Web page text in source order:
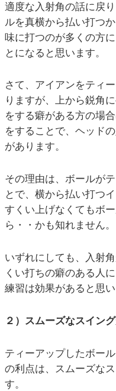
適度な入射角の話に戻
ルを真横から払い打つ
味に打つのが多くの方
とになると思います。
さて、アイアンをティ
りますが、上から鋭角
をする癖がある方の場
をすることで、ヘッド
があります。
その理由は、ボールが
とで、横から払い打つ
すくい上げなくてもボ
ら・・かも知れません。
いずれにしても、入射
くい打ちの癖のある人
練習は効果があると思い
２）スムーズなスイン
ティーアップしたボー
の利点は、スムーズな
す。